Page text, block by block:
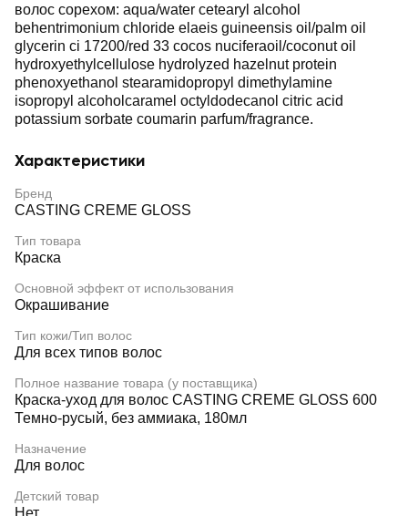
волос сорехом: aqua/water cetearyl alcohol
behentrimonium chloride elaeis guineensis oil/palm oil
glycerin ci 17200/red 33 cocos nuciferaoil/coconut oil
hydroxyethylcellulose hydrolyzed hazelnut protein
phenoxyethanol stearamidopropyl dimethylamine
isopropyl alcoholcaramel octyldodecanol citric acid
potassium sorbate coumarin parfum/fragrance.
Характеристики
Бренд
CASTING CREME GLOSS
Тип товара
Краска
Основной эффект от использования
Окрашивание
Тип кожи/Тип волос
Для всех типов волос
Полное название товара (у поставщика)
Краска-уход для волос CASTING CREME GLOSS 600
Темно-русый, без аммиака, 180мл
Назначение
Для волос
Детский товар
Нет